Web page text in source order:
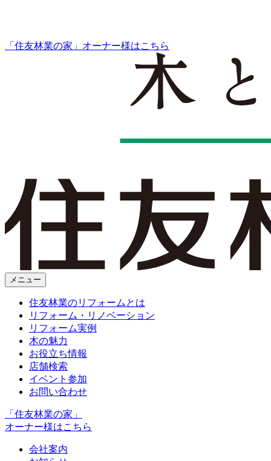
「住友林業の家」オーナー様はこちら
メニュー
住友林業のリフォームとは
リフォーム・リノベーション
リフォーム実例
木の魅力
お役立ち情報
店舗検索
イベント参加
お問い合わせ
「住友林業の家」
オーナー様はこちら
会社案内